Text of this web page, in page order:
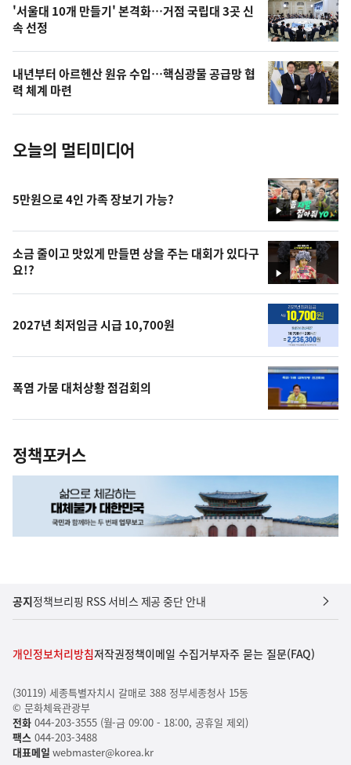
오
늘
의
사
진
'서울대 10개 만들기' 본격화…거점 국립대 3곳 신
속 선정
내년부터 아르헨산 원유 수입…핵심광물 공급망 협
력 체계 마련
오늘의 멀티미디어
영
상
5만원으로 4인 가족 장보기 가능?
영
상
소금 줄이고 맛있게 만들면 상을 주는 대회가 있다구
요!?
2027년 최저임금 시급 10,700원
폭염 가뭄 대처상황 점검회의
정책포커스
공지정책브리핑 RSS 서비스 제공 중단 안내
개인정보처리방침저작권정책이메일 수집거부자주 묻는 질문(FAQ)
(30119) 세종특별자치시 갈매로 388 정부세종청사 15동
© 문화체육관광부
전화044-203-3555 (월-금 09:00 - 18:00, 공휴일 제외)
팩스044-203-3488
대표메일 webmaster@korea.kr